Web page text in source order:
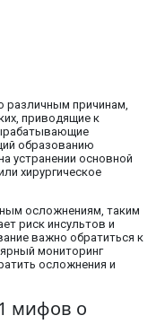
различным причинам,
приводящие к
образованию
устранении основной
хирургическое
осложнениям, таким
риск инсультов и
важно обратиться к
мониторинг
осложнения и
мифов о